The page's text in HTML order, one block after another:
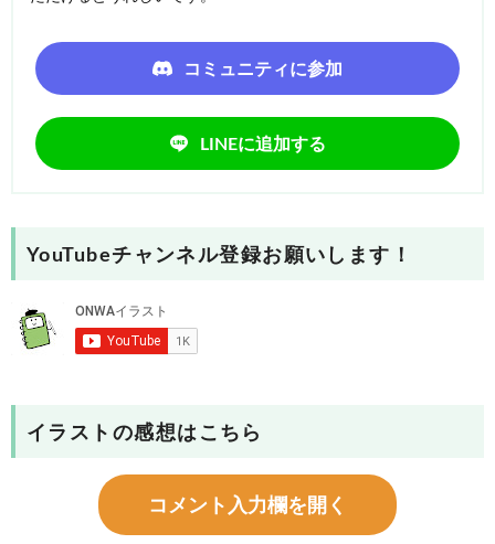
コミュニティに参加
LINEに追加する
YouTubeチャンネル登録お願いします！
イラストの感想はこちら
コメント入力欄を開く